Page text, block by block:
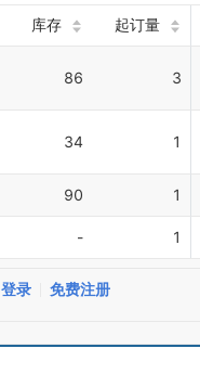
库存 起订量
86 3
34 1
90 1
- 1
登录 免费注册